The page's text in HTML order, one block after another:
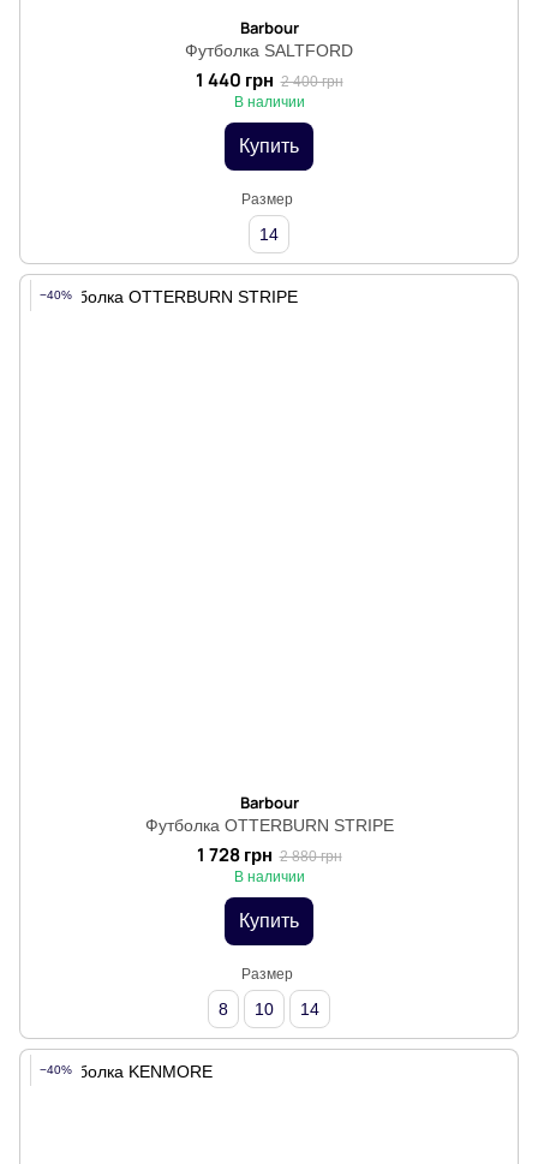
Barbour
Футболка SALTFORD
1 440 грн 2 400 грн
В наличии
Купить
Размер
14
−40%
Barbour
Футболка OTTERBURN STRIPE
1 728 грн 2 880 грн
В наличии
Купить
Размер
8 10 14
−40%